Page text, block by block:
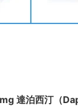
達泊西汀（